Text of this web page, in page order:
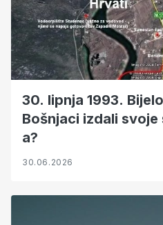
30. lipnja 1993.
Bošnjaci izdali svoje
a?
30.06.2026